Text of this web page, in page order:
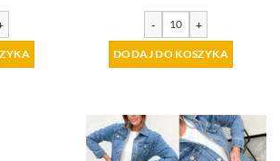
- +
DODAJ DO KOSZYKA